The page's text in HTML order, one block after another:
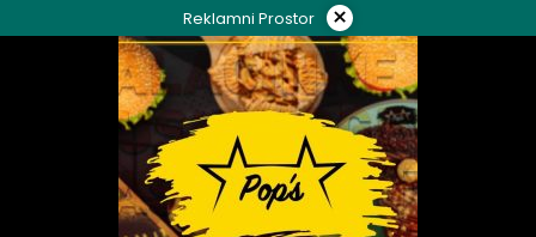
to
Reklamni Prostor ×